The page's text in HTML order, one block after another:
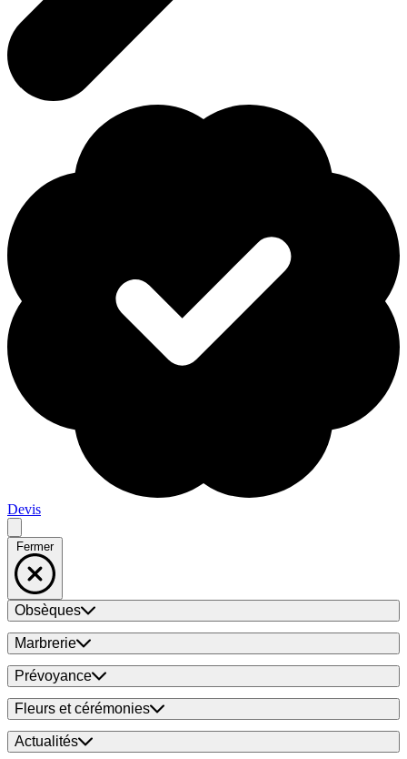
Devis
Fermer
Obsèques
Marbrerie
Prévoyance
Fleurs et cérémonies
Actualités